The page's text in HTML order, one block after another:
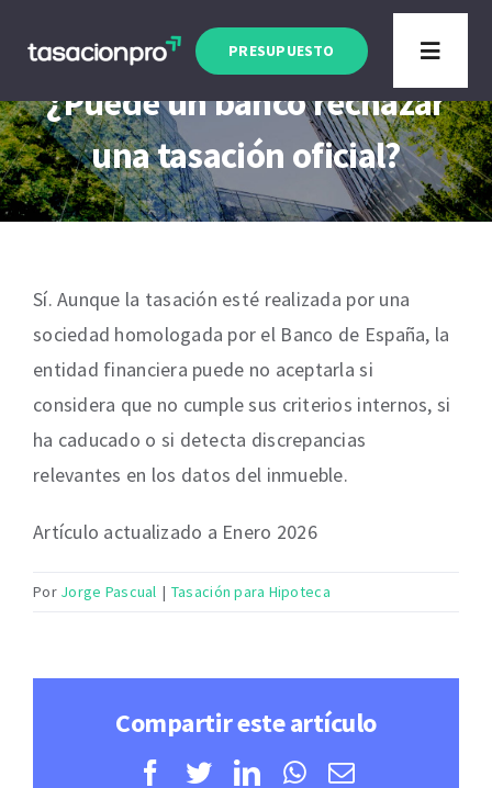
Toggle
Tipo de Inmueble
Finalidad
PRESUPUESTO
¿Puede un banco rechazar
una tasación oficial?
Sí. Aunque la tasación esté realizada por una
sociedad homologada por el Banco de España, la
entidad financiera puede no aceptarla si
considera que no cumple sus criterios internos, si
ha caducado o si detecta discrepancias
relevantes en los datos del inmueble.
Artículo actualizado a Enero 2026
Por Jorge Pascual | Tasación para Hipoteca
Compartir este artículo
Facebook
TwitterLinkedInWhatsApp
Correo